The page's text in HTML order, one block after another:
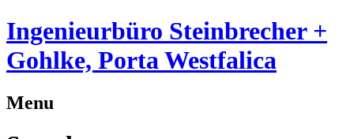
Ingenieurbüro Steinbrecher +
Gohlke, Porta Westfalica
Menu